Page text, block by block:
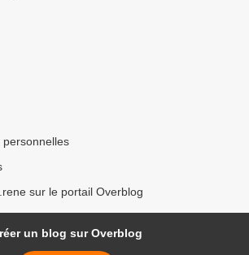
sur le portail Overblog
un blog sur Overblog